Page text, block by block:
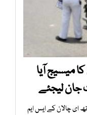
میسیج آیا
جان لیجئے
ای چالان کے ایس ایم